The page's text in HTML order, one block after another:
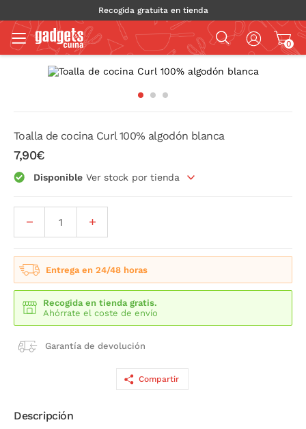
Recogida gratuita en tienda
0
Toalla de cocina Curl 100% algodón blanca
7,90€
Disponible Ver stock por tienda
Entrega en 24/48 horas
Recogida en tienda gratis.
Ahórrate el coste de envío
Garantía de devolución
Compartir
Descripción